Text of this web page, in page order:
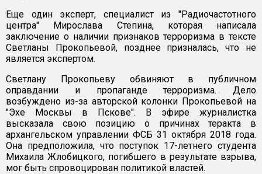
Еще один эксперт, специалист из "Радиочастотного
центра" Мирослава Степина, которая написала
заключение о наличии признаков терроризма в тексте
Светланы Прокопьевой, позднее призналась, что не
является экспертом.
Светлану Прокопьеву обвиняют в публичном
оправдании и пропаганде терроризма. Дело
возбуждено из-за авторской колонки Прокопьевой на
"Эхе Москвы в Пскове". В эфире журналистка
высказала свою позицию о причинах теракта в
архангельском управлении ФСБ 31 октября 2018 года.
Она предположила, что поступок 17-летнего студента
Михаила Жлобицкого, погибшего в результате взрыва,
мог быть спровоцирован политикой властей.